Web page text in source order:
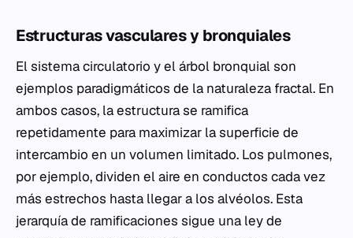
Estructuras vasculares y bronquiales
El sistema circulatorio y el árbol bronquial son
ejemplos paradigmáticos de la naturaleza fractal. En
ambos casos, la estructura se ramifica
repetidamente para maximizar la superficie de
intercambio en un volumen limitado. Los pulmones,
por ejemplo, dividen el aire en conductos cada vez
más estrechos hasta llegar a los alvéolos. Esta
jerarquía de ramificaciones sigue una ley de